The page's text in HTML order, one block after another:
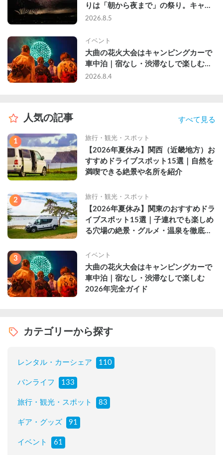
りは「朝から夜まで」の祭り。キャン
ピングカーで行った2組の記録
2026.8.5
イベント
大曲の花火大会はキャンピングカーで
車中泊｜宿なし・渋滞なしで楽しむ
2026年完全ガイド
2026.8.4
人気の記事 すべて見る
1 旅行・観光・スポット
【2026年夏休み】関西（近畿地方）お
すすめドライブスポット15選｜自然を
満喫できる絶景や名所を紹介
2 旅行・観光・スポット
【2026年夏休み】関東のおすすめドラ
イブスポット15選｜子連れでも楽しめ
る穴場の絶景・グルメ・温泉を徹底解
3 イベント
大曲の花火大会はキャンピングカーで
車中泊｜宿なし・渋滞なしで楽しむ
2026年完全ガイド
カテゴリーから探す
レンタル・カーシェア 110
バンライフ 133
旅行・観光・スポット 83
ギア・グッズ 91
イベント 61